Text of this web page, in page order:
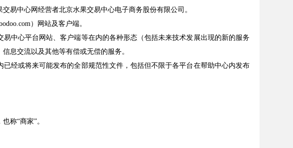
易中心网经营者北京水果交易中心电子商务股份有限公司。
）网站及客户端。
中心平台网站、客户端等在内的各种形态（包括未来技术发展出现的新的服务
息交流以及其他等有偿或无偿的服务。
经或将来可能发布的全部规范性文件，包括但不限于各平台在帮助中心内发布
称“商家”。